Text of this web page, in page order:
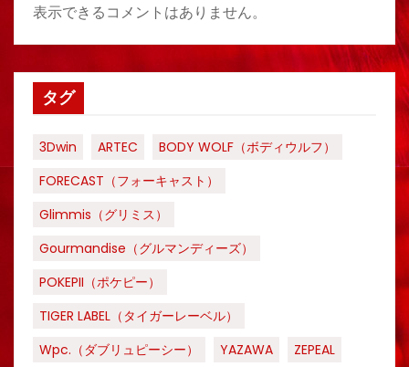
表示できるコメントはありません。
タグ
3Dwin ARTEC
BODY WOLF（ボディウルフ）
FORECAST（フォーキャスト）
Glimmis（グリミス）
Gourmandise（グルマンディーズ）
POKEPII（ポケピー）
TIGER LABEL（タイガーレーベル）
Wpc.（ダブリュピーシー）
YAZAWA
ZEPEAL